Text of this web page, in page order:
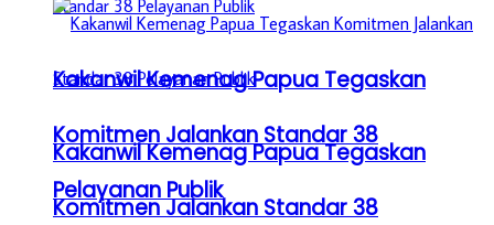
Kakanwil Kemenag Papua Tegaskan
Komitmen Jalankan Standar 38
Pelayanan Publik
Kakanwil Kemenag Papua Tegaskan
Komitmen Jalankan Standar 38